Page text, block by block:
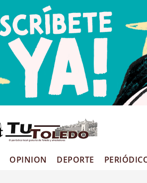
OPINION DEPORTE